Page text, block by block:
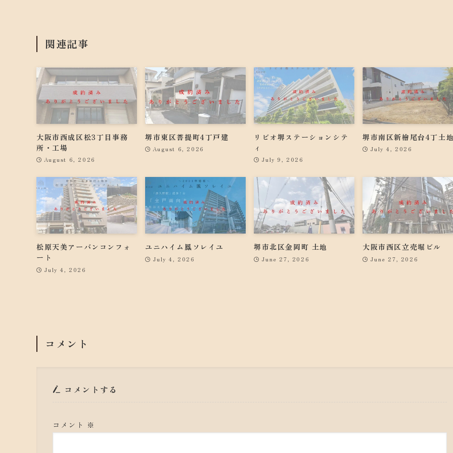
関連記事
大阪市西成区松3丁目事務
所・工場
August 6, 2026
堺市東区菩提町4丁戸建
August 6, 2026
リビオ堺ステーションシテ
ィ
July 9, 2026
堺市南区新檜尾台4丁土
July 4, 2026
松原天美アーバンコンフォ
ート
July 4, 2026
ユニハイム鳳ソレイユ
July 4, 2026
堺市北区金岡町 土地
June 27, 2026
大阪市西区立売堀ビル
June 27, 2026
コメント
コメントする
コメント ※